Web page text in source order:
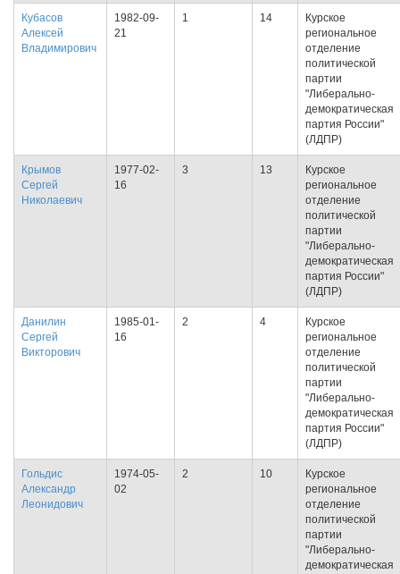
Кубасов
Алексей
Владимирович
1982-09-
21
1 14
Курское
региональное
отделение
политической
партии
"Либерально-
демократическая
партия России"
(ЛДПР)
Крымов
Сергей
Николаевич
1977-02-
16
3 13
Курское
региональное
отделение
политической
партии
"Либерально-
демократическая
партия России"
(ЛДПР)
Данилин
Сергей
Викторович
1985-01-
16
2 4
Курское
региональное
отделение
политической
партии
"Либерально-
демократическая
партия России"
(ЛДПР)
Гольдис
Александр
Леонидович
1974-05-
02
2 10
Курское
региональное
отделение
политической
партии
"Либерально-
демократическая